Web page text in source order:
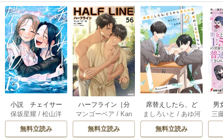
小説 チェイサー
ゲームW 13巻
保坂星耀 /松山洋
無料立読み
ハーフライン［分
冊版] 56巻
マンゴーベア / Kan
apy
/加藤智子
無料立読み
席替えしたら、ど
うやら後ろの男が
俺のこと好きらし
い 2巻
ましろいと / あゆ河
無料立読み
男
で
三